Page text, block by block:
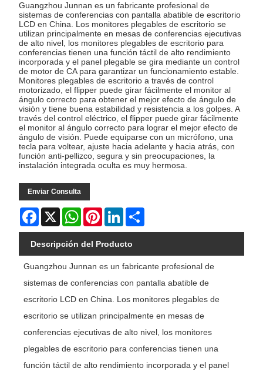
Guangzhou Junnan es un fabricante profesional de
sistemas de conferencias con pantalla abatible de escritorio
LCD en China. Los monitores plegables de escritorio se
utilizan principalmente en mesas de conferencias ejecutivas
de alto nivel, los monitores plegables de escritorio para
conferencias tienen una función táctil de alto rendimiento
incorporada y el panel plegable se gira mediante un control
de motor de CA para garantizar un funcionamiento estable.
Monitores plegables de escritorio a través de control
motorizado, el flipper puede girar fácilmente el monitor al
ángulo correcto para obtener el mejor efecto de ángulo de
visión y tiene buena estabilidad y resistencia a los golpes. A
través del control eléctrico, el flipper puede girar fácilmente
el monitor al ángulo correcto para lograr el mejor efecto de
ángulo de visión. Puede equiparse con un micrófono, una
tecla para voltear, ajuste hacia adelante y hacia atrás, con
función anti-pellizco, segura y sin preocupaciones, la
instalación integrada oculta es muy hermosa.
Enviar Consulta
Facebook
X WhatsAppPinterestLinkedIn
Descripción del Producto
Guangzhou Junnan es un fabricante profesional de
sistemas de conferencias con pantalla abatible de
escritorio LCD en China. Los monitores plegables de
escritorio se utilizan principalmente en mesas de
conferencias ejecutivas de alto nivel, los monitores
plegables de escritorio para conferencias tienen una
función táctil de alto rendimiento incorporada y el panel